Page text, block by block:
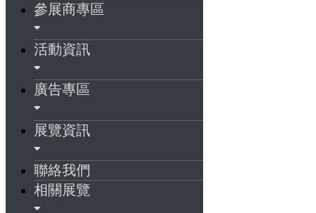
參展商專區
活動資訊
廣告專區
展覽資訊
聯絡我們
相關展覽